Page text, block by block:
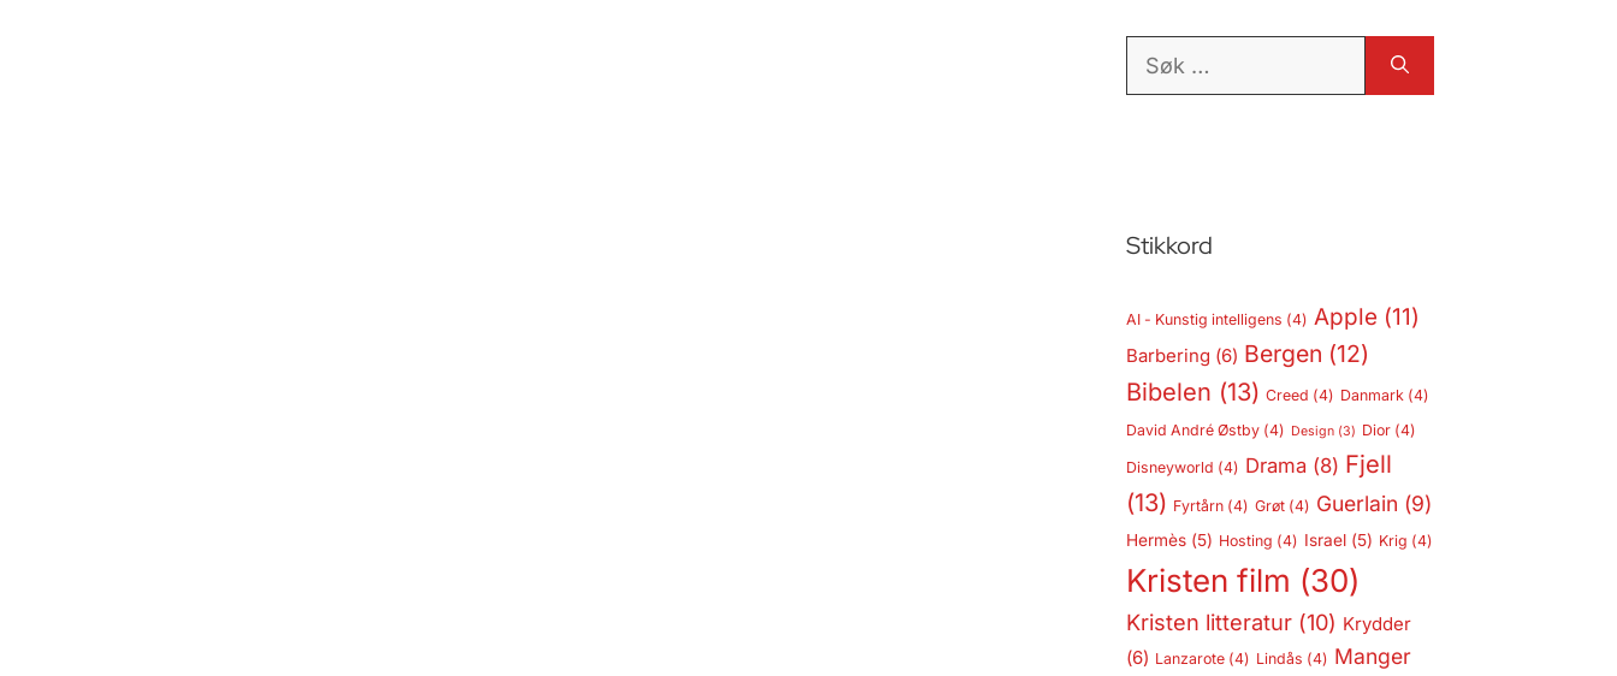
Søk
Stikkord
AI - Kunstig intelligens (4) Apple (11)
Barbering (6) Bergen (12)
Bibelen (13) Creed (4) Danmark(4)
David André Østby(4) Design(3) Dior(4)
Disneyworld (4) Drama (8) Fjell
(13) Fyrtårn(4) Grøt(4) Guerlain (9)
Hermès(5) Hosting (4) Israel(5) Krig (4)
Kristen film (30)
Kristen litteratur(10) Krydder
(6) Lanzarote(4) Lindås (4) Manger